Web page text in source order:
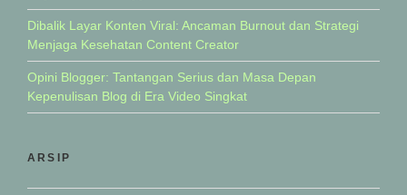
Dibalik Layar Konten Viral: Ancaman Burnout dan Strategi
Menjaga Kesehatan Content Creator
Opini Blogger: Tantangan Serius dan Masa Depan
Kepenulisan Blog di Era Video Singkat
ARSIP